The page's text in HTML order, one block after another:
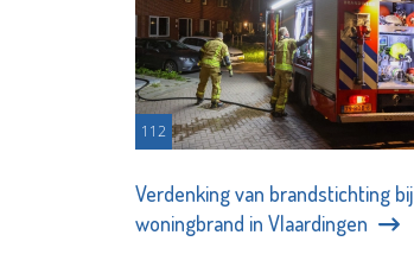
112
Verdenking van brandstichting bij
woningbrand in Vlaardingen